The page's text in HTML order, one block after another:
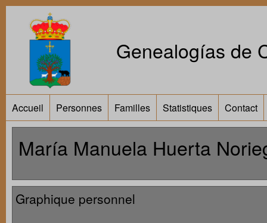
Genealogías de
Accueil Personnes Familles Statistiques Contact
María Manuela Huerta
Graphique personnel